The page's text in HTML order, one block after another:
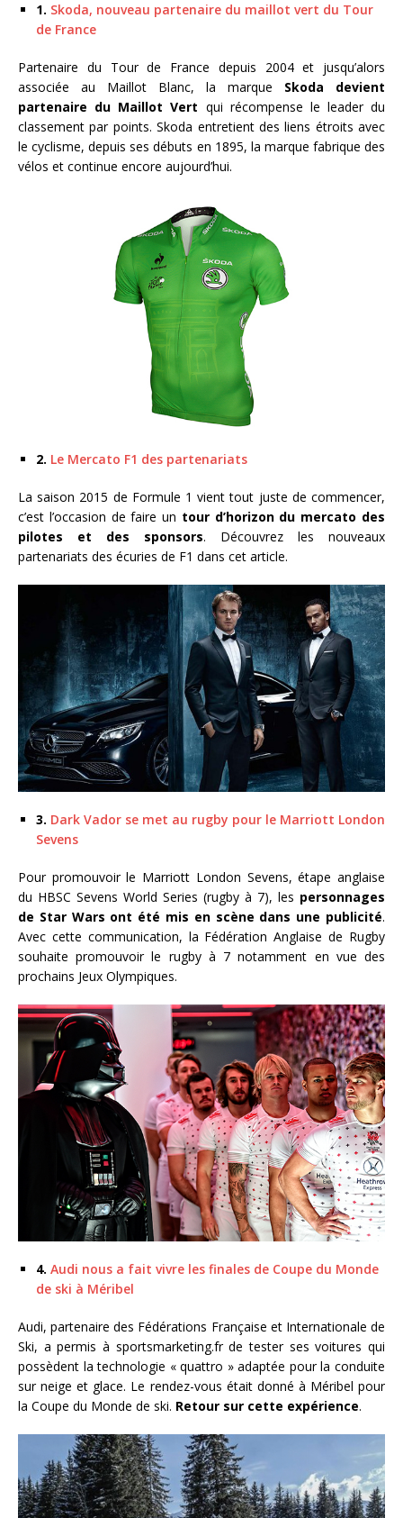
1. Skoda, nouveau partenaire du maillot vert du Tour
de France
Partenaire du Tour de France depuis 2004 et jusqu’alors
associée au Maillot Blanc, la marque Skoda devient
partenaire du Maillot Vert qui récompense le leader du
classement par points. Skoda entretient des liens étroits avec
le cyclisme, depuis ses débuts en 1895, la marque fabrique des
vélos et continue encore aujourd’hui.
2. Le Mercato F1 des partenariats
La saison 2015 de Formule 1 vient tout juste de commencer,
c’est l’occasion de faire un tour d’horizon du mercato des
pilotes et des sponsors. Découvrez les nouveaux
partenariats des écuries de F1 dans cet article.
3. Dark Vador se met au rugby pour le Marriott London
Sevens
Pour promouvoir le Marriott London Sevens, étape anglaise
du HBSC Sevens World Series (rugby à 7), les personnages
de Star Wars ont été mis en scène dans une publicité.
Avec cette communication, la Fédération Anglaise de Rugby
souhaite promouvoir le rugby à 7 notamment en vue des
prochains Jeux Olympiques.
4. Audi nous a fait vivre les finales de Coupe du Monde
de ski à Méribel
Audi, partenaire des Fédérations Française et Internationale de
Ski, a permis à sportsmarketing.fr de tester ses voitures qui
possèdent la technologie « quattro » adaptée pour la conduite
sur neige et glace. Le rendez-vous était donné à Méribel pour
la Coupe du Monde de ski. Retour sur cette expérience.